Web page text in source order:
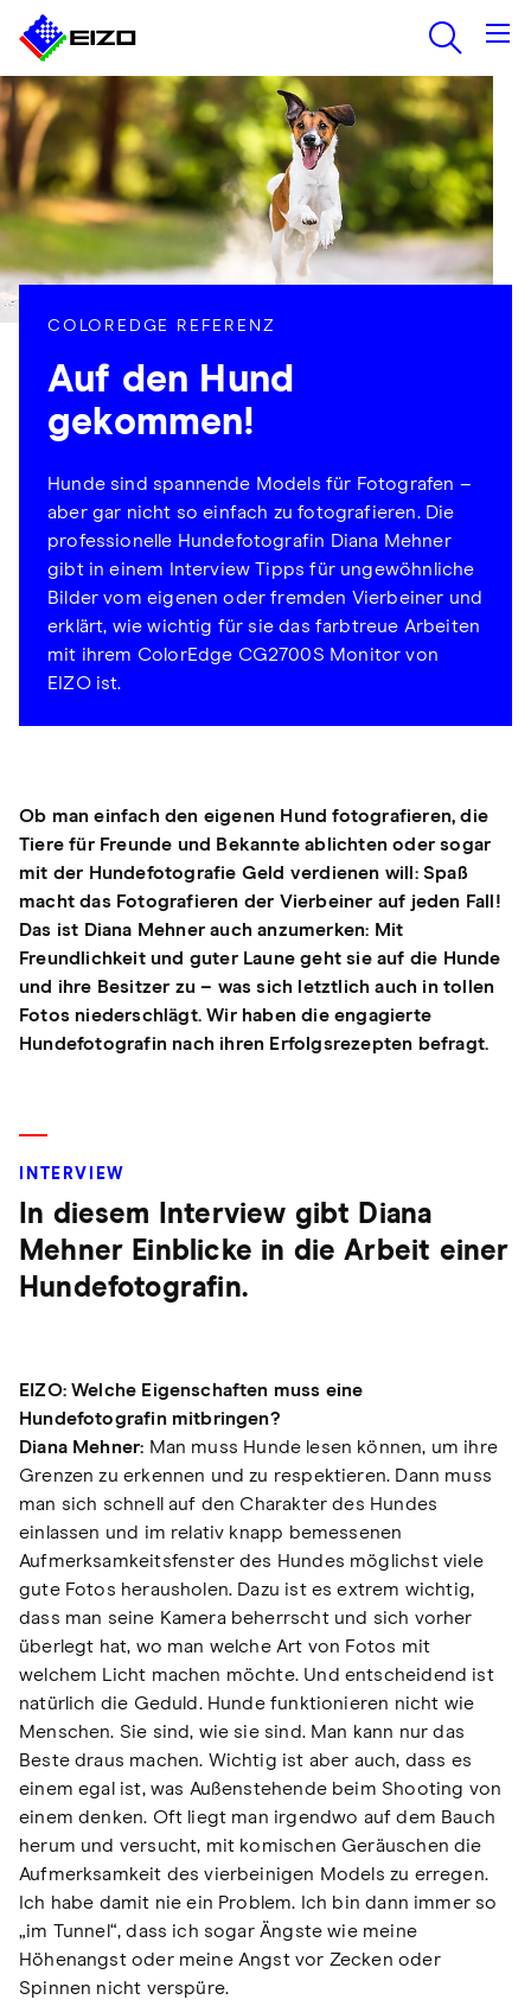
COLOREDGE REFERENZ
Auf den Hund
gekommen!
Hunde sind spannende Models für Fotografen –
aber gar nicht so einfach zu fotografieren. Die
professionelle Hundefotografin Diana Mehner
gibt in einem Interview Tipps für ungewöhnliche
Bilder vom eigenen oder fremden Vierbeiner und
erklärt, wie wichtig für sie das farbtreue Arbeiten
mit ihrem ColorEdge CG2700S Monitor von
EIZO ist.
Ob man einfach den eigenen Hund fotografieren, die
Tiere für Freunde und Bekannte ablichten oder sogar
mit der Hundefotografie Geld verdienen will: Spaß
macht das Fotografieren der Vierbeiner auf jeden Fall!
Das ist Diana Mehner auch anzumerken: Mit
Freundlichkeit und guter Laune geht sie auf die Hunde
und ihre Besitzer zu – was sich letztlich auch in tollen
Fotos niederschlägt. Wir haben die engagierte
Hundefotografin nach ihren Erfolgsrezepten befragt.
INTERVIEW
In diesem Interview gibt Diana
Mehner Einblicke in die Arbeit einer
Hundefotografin.
EIZO: Welche Eigenschaften muss eine
Hundefotografin mitbringen?
Diana Mehner: Man muss Hunde lesen können, um ihre
Grenzen zu erkennen und zu respektieren. Dann muss
man sich schnell auf den Charakter des Hundes
einlassen und im relativ knapp bemessenen
Aufmerksamkeitsfenster des Hundes möglichst viele
gute Fotos herausholen. Dazu ist es extrem wichtig,
dass man seine Kamera beherrscht und sich vorher
überlegt hat, wo man welche Art von Fotos mit
welchem Licht machen möchte. Und entscheidend ist
natürlich die Geduld. Hunde funktionieren nicht wie
Menschen. Sie sind, wie sie sind. Man kann nur das
Beste draus machen. Wichtig ist aber auch, dass es
einem egal ist, was Außenstehende beim Shooting von
einem denken. Oft liegt man irgendwo auf dem Bauch
herum und versucht, mit komischen Geräuschen die
Aufmerksamkeit des vierbeinigen Models zu erregen.
Ich habe damit nie ein Problem. Ich bin dann immer so
„im Tunnel“, dass ich sogar Ängste wie meine
Höhenangst oder meine Angst vor Zecken oder
Spinnen nicht verspüre.